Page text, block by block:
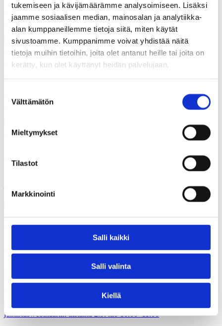
tukemiseen ja kävijämäärämme analysoimiseen. Lisäksi
jaamme sosiaalisen median, mainosalan ja analytiikka-
alan kumppaneillemme tietoja siitä, miten käytät
sivustoamme. Kumppanimme voivat yhdistää näitä
tietoja muihin tietoihin, joita olet antanut heille tai joita on
kerätty, kun olet käyttänyt heidän palvelujaan.
valinta
Välttämätön
Mieltymykset
Tilastot
Markkinointi
Salli kaikki
Salli valinta
Kiellä
Karu kuva tulevaisuudesta: suomalaisten mielestä turvattomuus
lisääntyy ja julkiset peruspalvelut rapautuvat
08.11.2025
Suomalaisista vain joka viides arvioi maan tulevan kehityksen
muita EU-maita paremmaksi
Uutiset
Pääkaupunkiseudulla useampi kuin joka neljäs (28 %) haluaisi
vaihtaa asuinaluetta kunnan sisällä. Koko maassa joka viides
haluaisi vaihtaa asuinkuntaa.